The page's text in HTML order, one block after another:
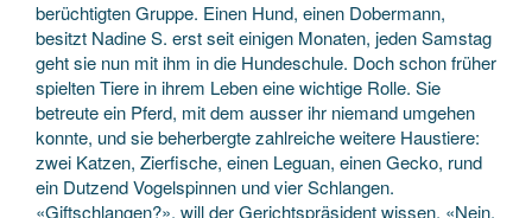
berüchtigten Gruppe. Einen Hund, einen Dobermann,
besitzt Nadine S. erst seit einigen Monaten, jeden Samstag
geht sie nun mit ihm in die Hundeschule. Doch schon früher
spielten Tiere in ihrem Leben eine wichtige Rolle. Sie
betreute ein Pferd, mit dem ausser ihr niemand umgehen
konnte, und sie beherbergte zahlreiche weitere Haustiere:
zwei Katzen, Zierfische, einen Leguan, einen Gecko, rund
ein Dutzend Vogelspinnen und vier Schlangen.
«Giftschlangen?», will der Gerichtspräsident wissen. «Nein,